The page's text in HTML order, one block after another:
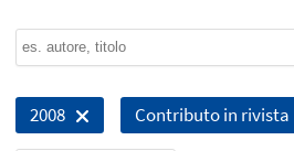
2008 Contributo in rivista